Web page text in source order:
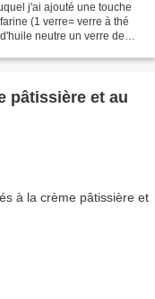
j'ai ajouté une touche
(1 verre= verre à thé
neutre un verre de
pâtissière et au